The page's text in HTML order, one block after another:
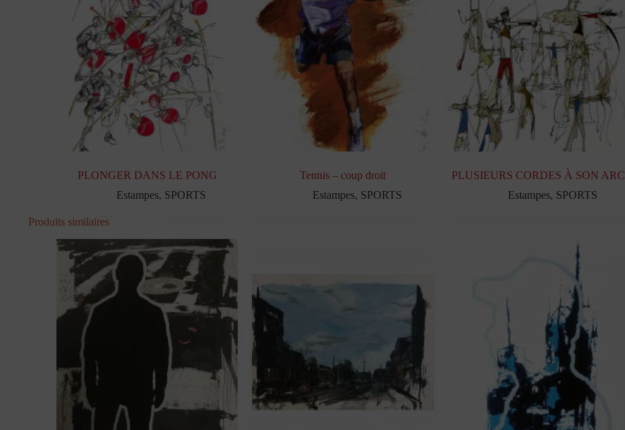
PLONGER DANS LE PONG
Estampes, SPORTS
Tennis – coup droit
Estampes, SPORTS
PLUSIEURS CORDES À SON ARC
Estampes, SPORTS
Produits similaires